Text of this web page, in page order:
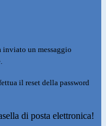
inviato un messaggio
il reset della password
di posta elettronica!